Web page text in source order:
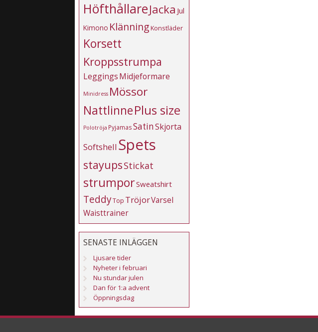
HöfthållareJacka Jul
Kimono KlänningKonstläder
Korsett
Kroppsstrumpa
LeggingsMidjeformare
Minidress Mössor
NattlinnePlus size
Polotröja PyjamasSatinSkjorta
Softshell Spets
stayupsStickat
strumporSweatshirt
TeddyTop TröjorVarsel
Waisttrainer
SENASTE INLÄGGEN
Ljusare tider
Nyheter i februari
Nu stundar julen
Dan för 1:a advent
Öppningsdag